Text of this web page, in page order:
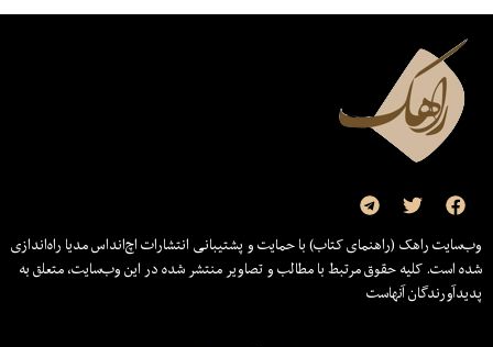
وب‌سایت راهک (راهنمای کتاب) با حمایت و پشتیبانی انتشارات اچ‌اند‌اس مدیا راه‌اندازی
شده است. کلیه حقوق مرتبط با مطالب و تصاویر منتشر شده در این وب‌سایت، متعلق به
پدیدآورندگان آنهاست